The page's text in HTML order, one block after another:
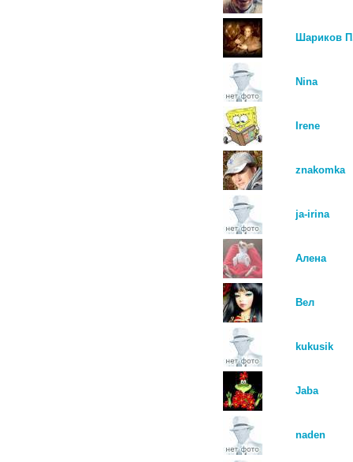
Шариков
Nina
Irene
znakomka
ja-irina
Алена
Вел
kukusik
Jaba
naden